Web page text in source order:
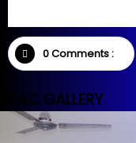
0 Comments :
SPAC GALLERY